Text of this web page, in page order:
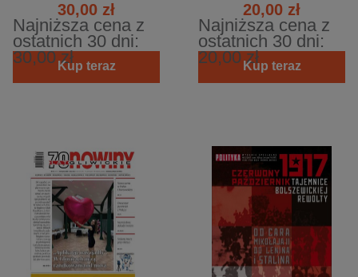
30,00 zł
Najniższa cena z
ostatnich 30 dni:
30,00 złKup teraz
w wolnej Polsce
20,00 zł
Najniższa cena z
ostatnich 30 dni:
20,00 złKup teraz